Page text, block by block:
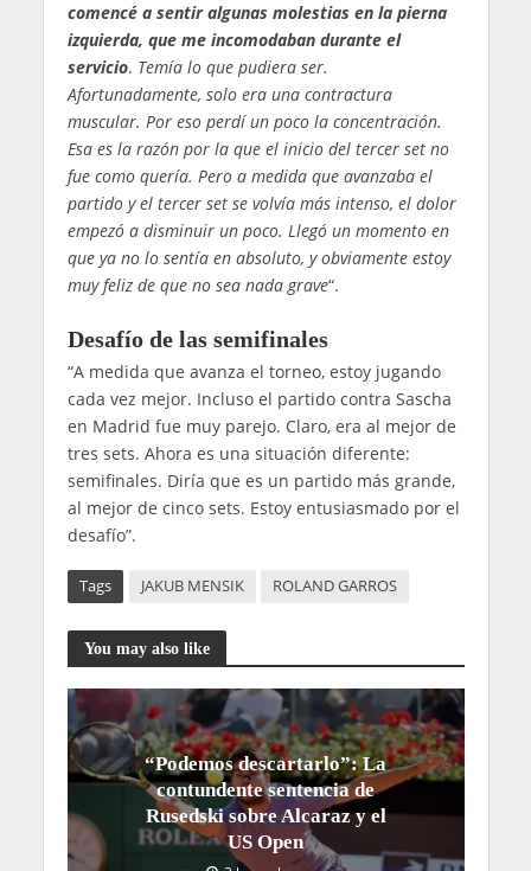
comencé a sentir algunas molestias en la pierna
izquierda, que me incomodaban durante el
servicio. Temía lo que pudiera ser.
Afortunadamente, solo era una contractura
muscular. Por eso perdí un poco la concentración.
Esa es la razón por la que el inicio del tercer set no
fue como quería. Pero a medida que avanzaba el
partido y el tercer set se volvía más intenso, el dolor
empezó a disminuir un poco. Llegó un momento en
que ya no lo sentía en absoluto, y obviamente estoy
muy feliz de que no sea nada grave“.
Desafío de las semifinales
“A medida que avanza el torneo, estoy jugando
cada vez mejor. Incluso el partido contra Sascha
en Madrid fue muy parejo. Claro, era al mejor de
tres sets. Ahora es una situación diferente:
semifinales. Diría que es un partido más grande,
al mejor de cinco sets. Estoy entusiasmado por el
desafío”.
Tags JAKUB MENSIK ROLAND GARROS
You may also like
“Podemos descartarlo”: La
contundente sentencia de
Rusedski sobre Alcaraz y el
US Open